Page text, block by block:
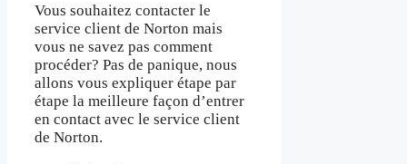
Vous souhaitez contacter le
service client de Norton mais
vous ne savez pas comment
procéder? Pas de panique, nous
allons vous expliquer étape par
étape la meilleure façon d’entrer
en contact avec le service client
de Norton.